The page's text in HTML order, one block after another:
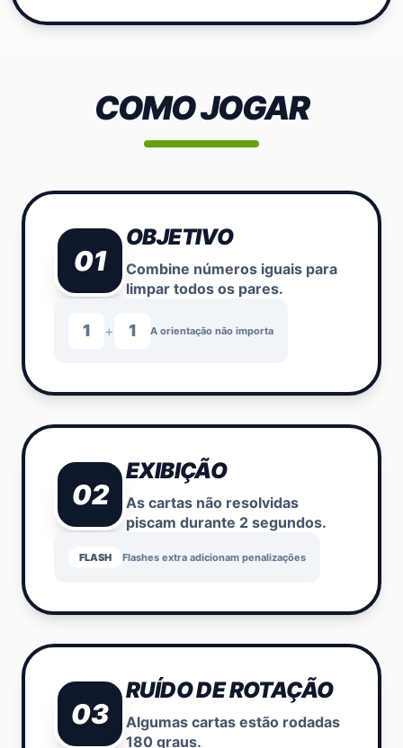
COMO JOGAR
01
OBJETIVO
Combine números iguais para
limpar todos os pares.
1 + 1 A orientação não importa
02
EXIBIÇÃO
As cartas não resolvidas
piscam durante 2 segundos.
FLASH Flashes extra adicionam penalizações
03
RUÍDO DE ROTAÇÃO
Algumas cartas estão rodadas
180 graus.